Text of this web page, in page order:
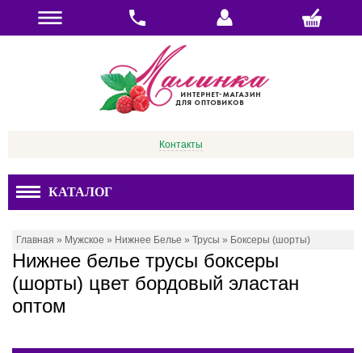
Контакты
КАТАЛОГ
Главная » Мужское » Нижнее Белье » Трусы » Боксеры (шорты)
Нижнее белье трусы боксеры
(шорты) цвет бордовый эластан
оптом